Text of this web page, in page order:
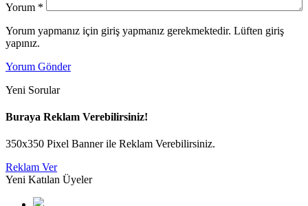
Yorum *
Yorum yapmanız için giriş yapmanız gerekmektedir. Lüften giriş
yapınız.
Yorum Gönder
Yeni Sorular
Buraya Reklam Verebilirsiniz!
350x350 Pixel Banner ile Reklam Verebilirsiniz.
Reklam Ver
Yeni Katılan Üyeler